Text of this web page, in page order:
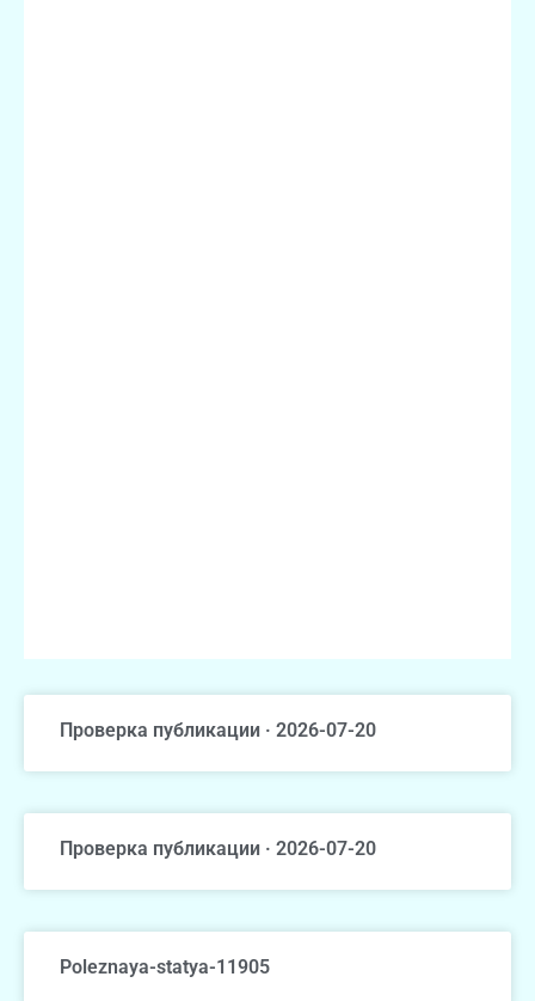
Проверка публикации · 2026-07-20
Проверка публикации · 2026-07-20
Poleznaya-statya-11905